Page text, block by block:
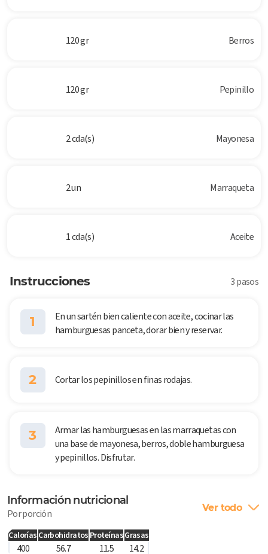
120 gr Berros
120 gr Pepinillo
2 cda(s) Mayonesa
2 un Marraqueta
1 cda(s) Aceite
Instrucciones 3 pasos
1
En un sartén bien caliente con aceite, cocinar las
hamburguesas panceta, dorar bien y reservar.
2 Cortar los pepinillos en finas rodajas.
3
Armar las hamburguesas en las marraquetas con
una base de mayonesa, berros, doble hamburguesa
y pepinillos. Disfrutar.
Información nutricional
Por porción Ver todo
Calorías Carbohidratos ProteínasGrasas
400 56.7 11.5 14.2